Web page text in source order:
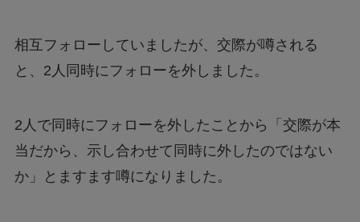
相互フォローしていましたが、交際が噂される
と、2人同時にフォローを外しました。
2人で同時にフォローを外したことから「交際が本
当だから、示し合わせて同時に外したのではない
か」とますます噂になりました。